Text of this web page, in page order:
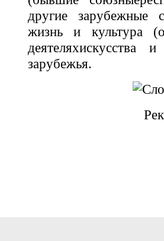
другие зарубежные
жизнь и культура
деятеляхискусства
зарубежья.